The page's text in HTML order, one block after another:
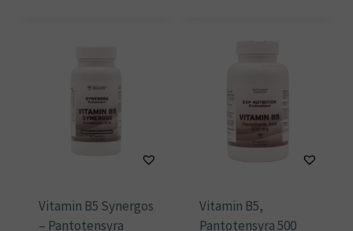
Vitamin B5 Synergos
– Pantotensyra
Vitamin B5,
Pantotensyra 500